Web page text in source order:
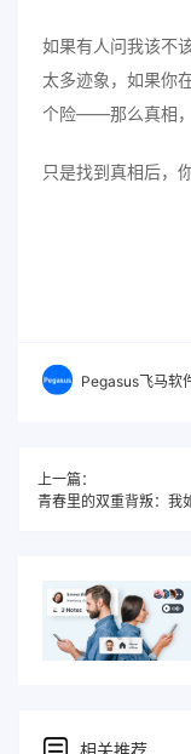
如果有人问我该不
太多迹象，如果你
个险——那么真相，
只是找到真相后，
Pegasus飞马软
上一篇：
相关推荐